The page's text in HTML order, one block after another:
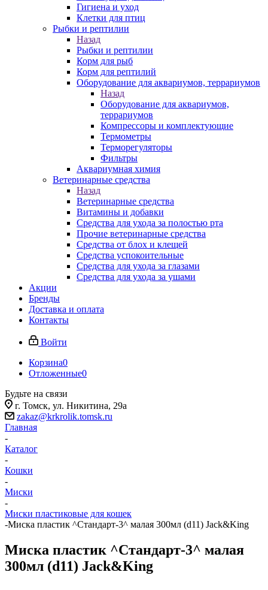
Гигиена и уход
Клетки для птиц
Рыбки и рептилии
Назад
Рыбки и рептилии
Корм для рыб
Корм для рептилий
Оборудование для аквариумов, террариумов
Назад
Оборудование для аквариумов,
террариумов
Компрессоры и комплектующие
Термометры
Терморегуляторы
Фильтры
Аквариумная химия
Ветеринарные средства
Назад
Ветеринарные средства
Витамины и добавки
Средства для ухода за полостью рта
Прочие ветеринарные средства
Средства от блох и клещей
Средства успокоительные
Средства для ухода за глазами
Средства для ухода за ушами
Акции
Бренды
Доставка и оплата
Контакты
Войти
Корзина0
Отложенные0
Будьте на связи
г. Томск, ​ул. Никитина, 29а
zakaz@krkrolik.tomsk.ru
Главная
-
Каталог
-
Кошки
-
Миски
-
Миски пластиковые для кошек
-Миска пластик ^Стандарт-3^ малая 300мл (d11) Jack&King
Миска пластик ^Стандарт-3^ малая
300мл (d11) Jack&King